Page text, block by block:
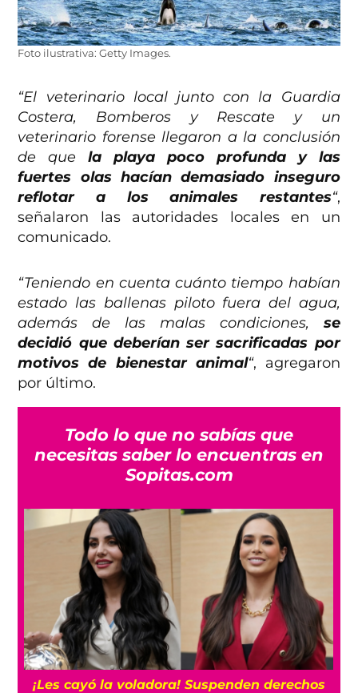
Foto ilustrativa: Getty Images.
“El veterinario local junto con la Guardia
Costera, Bomberos y Rescate y un
veterinario forense llegaron a la conclusión
de quela playa poco profunda y las
fuertes olas hacían demasiado inseguro
reflotar a los animales restantes“,
señalaron las autoridades locales en un
comunicado.
“Teniendo en cuenta cuánto tiempo habían
estado las ballenas piloto fuera del agua,
además de las malas condiciones, se
decidió que deberían ser sacrificadas por
motivos de bienestar animal“, agregaron
por último.
Todo lo que no sabías que
necesitas saber lo encuentras en
Sopitas.com
¡Les cayó la voladora! Suspenden derechos